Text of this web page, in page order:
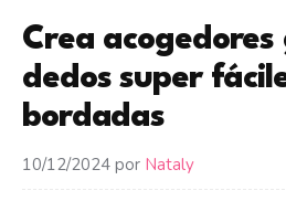
Crea acogedores
dedos super
bordadas
10/12/2024 por Nataly